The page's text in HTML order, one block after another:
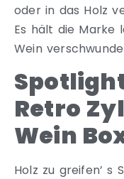
oder in das Holz
Es hält die Marke
Wein
Retro
Wein
Holz zu greifen’ s